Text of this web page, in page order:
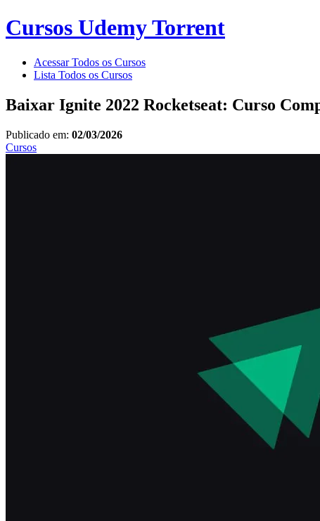
Cursos Udemy Torrent
Acessar Todos os Cursos
Lista Todos os Cursos
Baixar Ignite 2022 Rocketseat: Curso
Publicado em: 02/03/2026
Cursos